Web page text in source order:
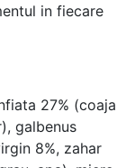
in fiecare
27% (coaja
galbenus
8%, zahar